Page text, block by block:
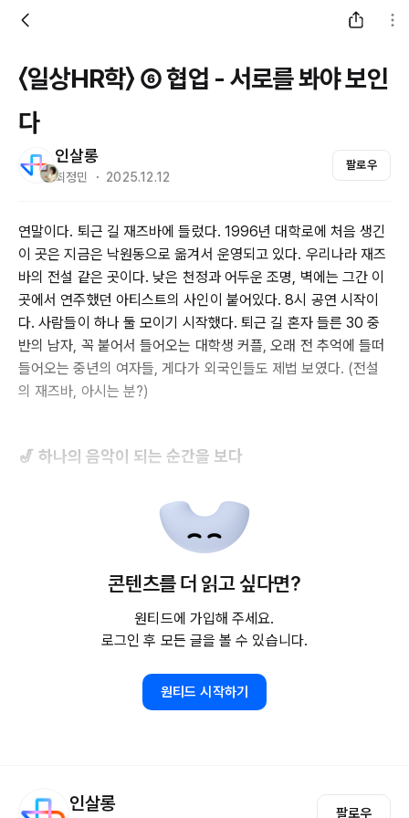
〈일상HR학〉 ⑥ 협업 - 서로를 봐야 보인
다
인살롱
최정민 ・ 2025.12.12
팔로우
연말이다. 퇴근 길 재즈바에 들렀다. 1996년 대학로에 처음 생긴
이 곳은 지금은 낙원동으로 옮겨서 운영되고 있다. 우리나라 재즈
바의 전설 같은 곳이다. 낮은 천정과 어두운 조명, 벽에는 그간 이
곳에서 연주했던 아티스트의 사인이 붙어있다. 8시 공연 시작이
다. 사람들이 하나 둘 모이기 시작했다. 퇴근 길 혼자 들른 30 중
반의 남자, 꼭 붙어서 들어오는 대학생 커플, 오래 전 추억에 들떠
들어오는 중년의 여자들, 게다가 외국인들도 제법 보였다. (전설
의 재즈바, 아시는 분?)
🎷 하나의 음악이 되는 순간을 보다
콘텐츠를 더 읽고 싶다면?
원티드에 가입해 주세요.
로그인 후 모든 글을 볼 수 있습니다.
원티드 시작하기
인살롱 팔로우